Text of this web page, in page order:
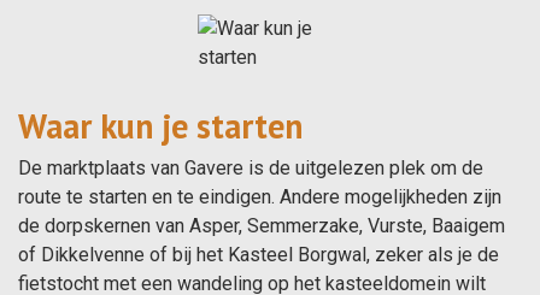
Waar kun je starten
De marktplaats van Gavere is de uitgelezen plek om de
route te starten en te eindigen. Andere mogelijkheden zijn
de dorpskernen van Asper, Semmerzake, Vurste, Baaigem
of Dikkelvenne of bij het Kasteel Borgwal, zeker als je de
fietstocht met een wandeling op het kasteeldomein wilt